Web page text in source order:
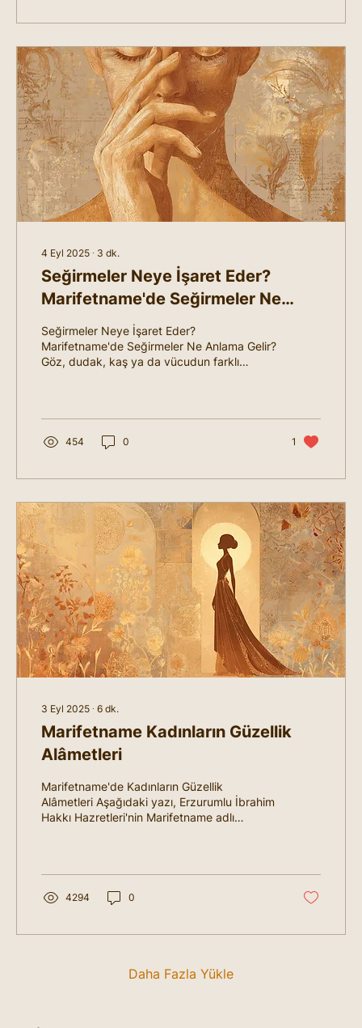
4 Eyl 2025 ∙ 3 dk.
Seğirmeler Neye İşaret Eder?
Marifetname'de Seğirmeler Ne
Anlama Gelir?
Seğirmeler Neye İşaret Eder?
Marifetname'de Seğirmeler Ne Anlama Gelir?
Göz, dudak, kaş ya da vücudun farklı
454 0 1
3 Eyl 2025 ∙ 6 dk.
Marifetname Kadınların Güzellik
Alâmetleri
Marifetname'de Kadınların Güzellik
Alâmetleri Aşağıdaki yazı, Erzurumlu İbrahim
Hakkı Hazretleri'nin Marifetname adlı
4294 0
Daha Fazla Yükle